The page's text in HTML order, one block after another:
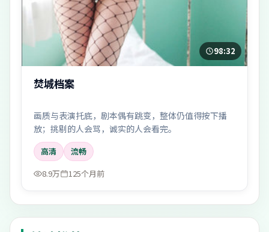
98:32
焚城档案
画质与表演托底，剧本偶有跳变，整体仍值得按下播
放；挑剔的人会骂，诚实的人会看完。
高清
流畅
8.9万
125个月前